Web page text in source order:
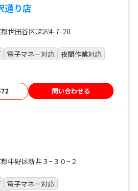
通り店
世田谷区深沢4-7-20
電子マネー対応
夜間作業対応
問い合わせる
中野区新井３−３０−２
電子マネー対応